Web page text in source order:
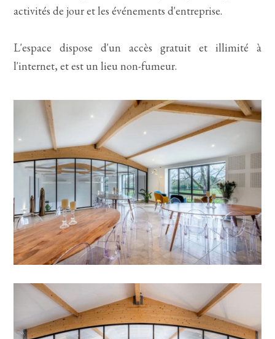
activités de jour et les événements d'entreprise.
L'espace dispose d'un accès gratuit et illimité à
l'internet, et est un lieu non-fumeur.